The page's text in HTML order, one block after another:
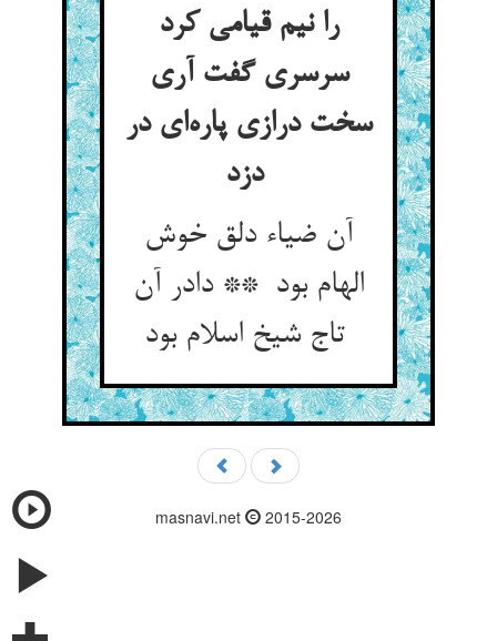
را نیم قیامی کرد
سرسری گفت آری
سخت درازی پاره‌ای در
دزد
آن ضیاء دلق خوش
الهام بود ** دادر آن
تاج شیخ اسلام بود
masnavi.net 2015-2026